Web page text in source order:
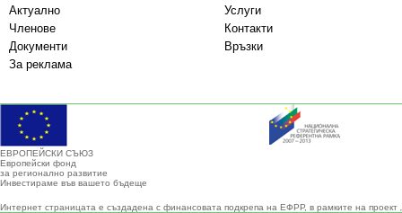
Актуално
Услуги
Членове
Контакти
Документи
Връзки
За реклама
ЕВРОПЕЙСКИ СЪЮЗ
Европейски фонд
за регионално развитие
Инвестираме във вашето бъдеще
Интернет страницата е създадена с финансовата подкрепа на ЕФРР, в рамките на